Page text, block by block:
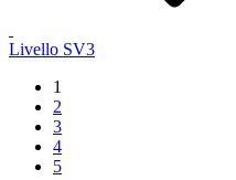
Livello SV3
1
2
3
4
5